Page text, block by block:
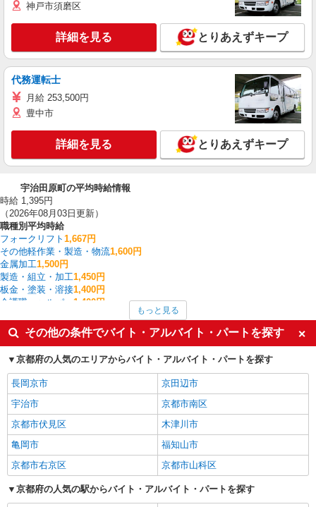
神戸市須磨区
詳細を見る とりあえずキープ
代務運転士
月給 253,500円
豊中市
詳細を見る とりあえずキープ
宇治田原町の平均時給情報
時給 1,395円
（2026年08月03日更新）
職種別平均時給
フォークリフト 1,667円
その他軽作業・製造・物流1,600円
金属加工1,500円
製造・組立・加工1,450円
板金・塗装・溶接1,400円
介護職・ヘルパー 1,400円
建物管理・設備管理・マンション管理員1,400円
入出庫・商品管理・検品・検査 1,381円
一般・営業事務 1,350円
梱包・仕分け・ピッキング 1,305円
宇治田原町の他の職種の平均時給を見る
もっと見る
その他の条件でバイト・アルバイト・パートを探す
京都府の人気のエリアからバイト・アルバイト・パートを探す
長岡京市
京田辺市
宇治市
京都市南区
京都市伏見区
木津川市
亀岡市
福知山市
京都市右京区
京都市山科区
京都府の人気の駅からバイト・アルバイト・パートを探す